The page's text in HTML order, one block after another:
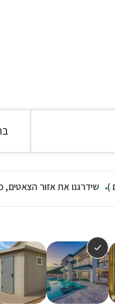
) שידרגנו את אזור